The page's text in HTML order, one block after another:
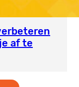
af te